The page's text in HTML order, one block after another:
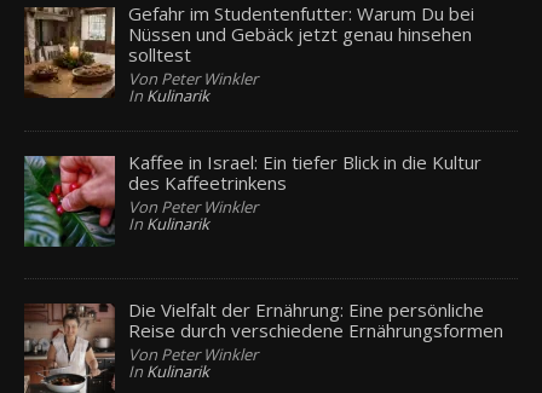
Gefahr im Studentenfutter: Warum Du bei
Nüssen und Gebäck jetzt genau hinsehen
solltest
Von Peter Winkler
In Kulinarik
Kaffee in Israel: Ein tiefer Blick in die Kultur
des Kaffeetrinkens
Von Peter Winkler
In Kulinarik
Die Vielfalt der Ernährung: Eine persönliche
Reise durch verschiedene Ernährungsformen
Von Peter Winkler
In Kulinarik